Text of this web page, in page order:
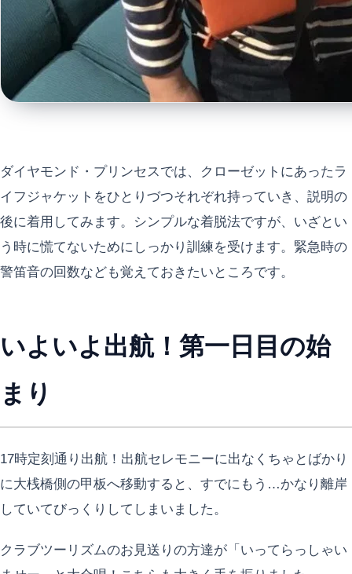
ダイヤモンド・プリンセスでは、クローゼットにあったラ
イフジャケットをひとりづつそれぞれ持っていき、説明の
後に着用してみます。シンプルな着脱法ですが、いざとい
う時に慌てないためにしっかり訓練を受けます。緊急時の
警笛音の回数なども覚えておきたいところです。
いよいよ出航！第一日目の始
まり
17時定刻通り出航！出航セレモニーに出なくちゃとばかり
に大桟橋側の甲板へ移動すると、すでにもう…かなり離岸
していてびっくりしてしまいました。
クラブツーリズムのお見送りの方達が「いってらっしゃい